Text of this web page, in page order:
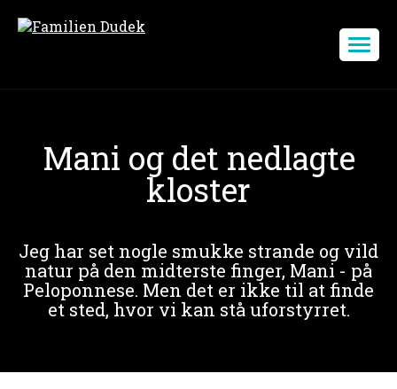
Mani og det nedlagte
kloster
Jeg har set nogle smukke strande og vild
natur på den midterste finger, Mani - på
Peloponnese. Men det er ikke til at finde
et sted, hvor vi kan stå uforstyrret.